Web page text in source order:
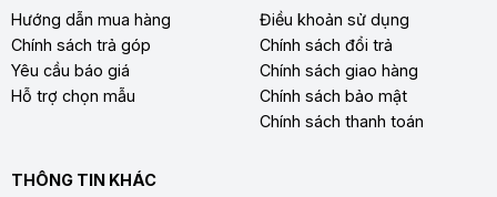
Hướng dẫn mua hàng
Chính sách trả góp
Yêu cầu báo giá
Hỗ trợ chọn mẫu
Điều khoản sử dụng
Chính sách đổi trả
Chính sách giao hàng
Chính sách bảo mật
Chính sách thanh toán
THÔNG TIN KHÁC